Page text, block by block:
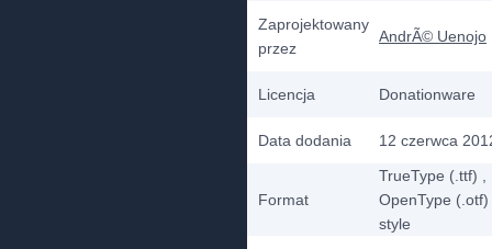
Zaprojektowany
przez
AndrÃ© Uenojo
Licencja Donationware
Data dodania 12 czerwca
Format
TrueType (.ttf)
OpenType (.otf)
style